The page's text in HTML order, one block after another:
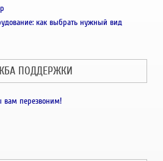
как выбрать нужный вид
ПОДДЕРЖКИ
вам перезвоним!